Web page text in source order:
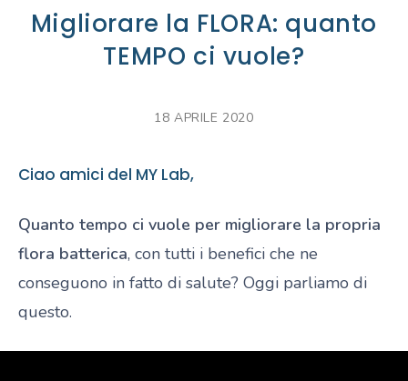
Migliorare la FLORA: quanto
TEMPO ci vuole?
18 APRILE 2020
Ciao amici del MY Lab,
Quanto tempo ci vuole per migliorare la propria
flora batterica, con tutti i benefici che ne
conseguono in fatto di salute? Oggi parliamo di
questo.